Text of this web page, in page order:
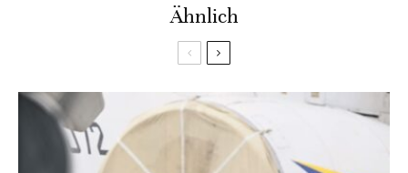
Ähnlich